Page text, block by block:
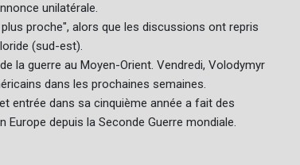
unilatérale.
proche", alors que les discussions ont repris
(sud-est).
la guerre au Moyen-Orient. Vendredi, Volodymyr
dans les prochaines semaines.
entrée dans sa cinquième année a fait des
depuis la Seconde Guerre mondiale.